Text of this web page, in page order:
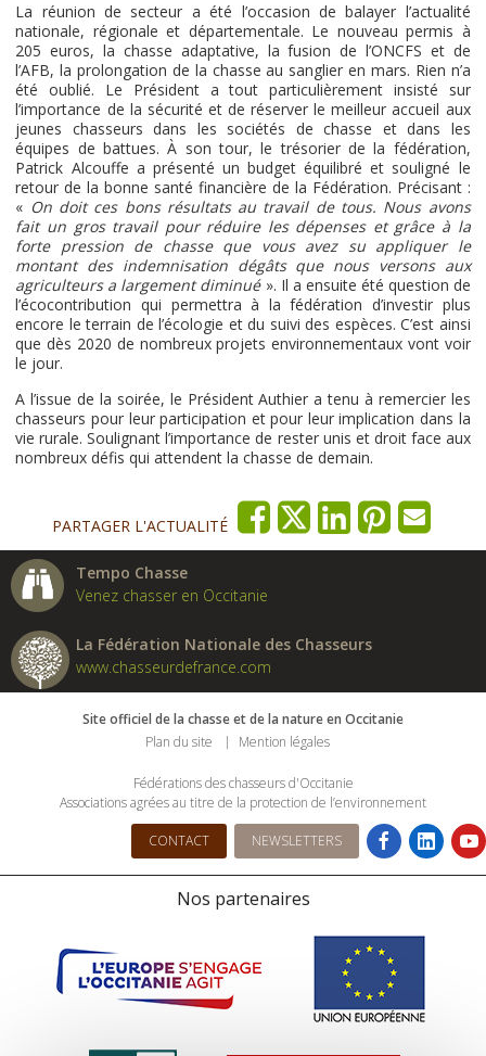
La réunion de secteur a été l’occasion de balayer l’actualité
nationale, régionale et départementale. Le nouveau permis à
205 euros, la chasse adaptative, la fusion de l’ONCFS et de
l’AFB, la prolongation de la chasse au sanglier en mars. Rien n’a
été oublié. Le Président a tout particulièrement insisté sur
l’importance de la sécurité et de réserver le meilleur accueil aux
jeunes chasseurs dans les sociétés de chasse et dans les
équipes de battues. À son tour, le trésorier de la fédération,
Patrick Alcouffe a présenté un budget équilibré et souligné le
retour de la bonne santé financière de la Fédération. Précisant :
« On doit ces bons résultats au travail de tous. Nous avons
fait un gros travail pour réduire les dépenses et grâce à la
forte pression de chasse que vous avez su appliquer le
montant des indemnisation dégâts que nous versons aux
agriculteurs a largement diminué». Il a ensuite été question de
l’écocontribution qui permettra à la fédération d’investir plus
encore le terrain de l’écologie et du suivi des espèces. C’est ainsi
que dès 2020 de nombreux projets environnementaux vont voir
le jour.
A l’issue de la soirée, le Président Authier a tenu à remercier les
chasseurs pour leur participation et pour leur implication dans la
vie rurale. Soulignant l’importance de rester unis et droit face aux
nombreux défis qui attendent la chasse de demain.
PARTAGER L'ACTUALITÉ
Tempo Chasse
Venez chasser en Occitanie
La Fédération Nationale des Chasseurs
www.chasseurdefrance.com
Site officiel de la chasse et de la nature en Occitanie
Plan du site
Mention légales
Fédérations des chasseurs d'Occitanie
Associations agrées au titre de la protection de l’environnement
CONTACT NEWSLETTERS
Nos partenaires